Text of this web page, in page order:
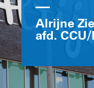
Alrijne
afd. CCU/